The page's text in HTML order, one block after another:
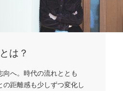
は？
向へ。時代の流れととも
の距離感も少しずつ変化し